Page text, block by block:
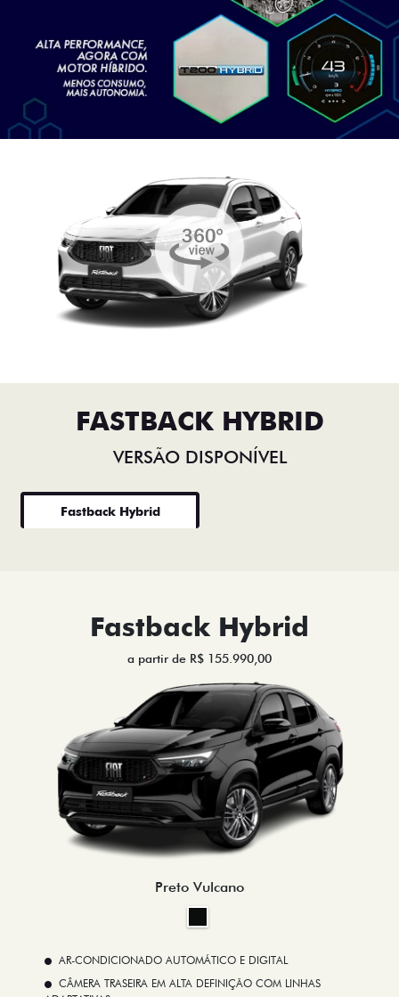
VISUALIZE O
VEÍCULO EM
360°
FASTBACK HYBRID
VERSÃO DISPONÍVEL
Fastback Hybrid
Fastback Hybrid
a partir de R$ 155.990,00
Preto Vulcano
AR-CONDICIONADO AUTOMÁTICO E DIGITAL
CÂMERA TRASEIRA EM ALTA DEFINIÇÃO COM LINHAS